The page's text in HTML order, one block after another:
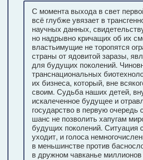
С момента выхода в свет
всё глубже увязает в
научных данных,
но надрывно кричащих об их
властьимущие не торопятся
страны от ядовитой заразы,
для будущих поколений.
транснациональных
их бизнеса, который, вне
своим. Судьба наших детей,
искалеченное будущее и
государство в первую
шанс не позволить хапугам
будущих поколений.
уходит, и голоса
в меньшинстве против
в дружном чавканье